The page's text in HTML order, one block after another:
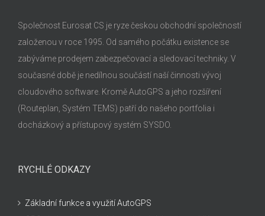
Společnost Eurosat CS je ryze českou obchodní společností
založenou v roce 1995. Od samého počátku existence se
zabýváme prodejem zabezpečovací a sledovací techniky. V
současné době je nedílnou součástí naší činnosti vývoj
cloudového software. Kromě AutoGPS a jeho rozšíření
(Routeplan, Systém TEMS) patří do našeho portfolia i
docházkový a přístupový systém SYSDO.
RYCHLÉ ODKAZY
Základní funkce a využití AutoGPS